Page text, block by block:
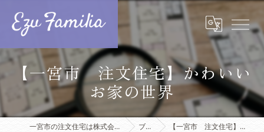
【一宮市 注文住宅】かわいい
お家の世界
一宮市の注文住宅は株式会社エズ・ファミリア ブログ 【一宮市 注文住宅】かわいいお家の世界